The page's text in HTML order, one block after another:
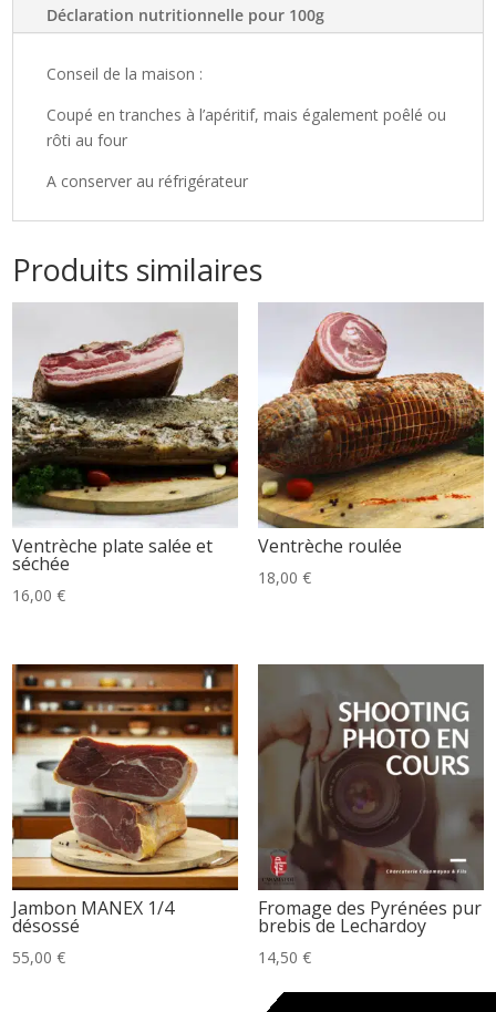
Déclaration nutritionnelle pour 100g
Conseil de la maison :
Coupé en tranches à l’apéritif, mais également poêlé ou
rôti au four
A conserver au réfrigérateur
Produits similaires
Ventrèche plate salée et
séchée
16,00€
Ventrèche roulée
18,00 €
Jambon MANEX 1/4
désossé
55,00€
Fromage des Pyrénées pur
brebis de Lechardoy
14,50 €